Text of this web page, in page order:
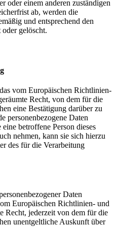
oder einem anderen zuständigen
ab, werden die
und entsprechend den
gelöscht.
vom Europäischen Richtlinien-
Recht, von dem für die
eine Bestätigung darüber zu
personenbezogene Daten
betroffene Person dieses
nehmen, kann sie sich hierzu
des für die Verarbeitung
Daten
Europäischen Richtlinien- und
Recht, jederzeit von dem für die
unentgeltliche Auskunft über